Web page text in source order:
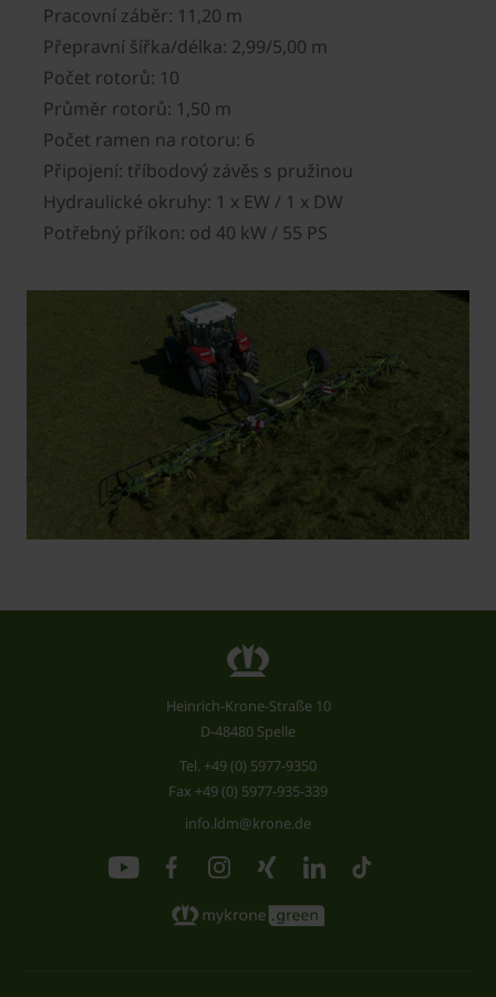
Pracovní záběr: 11,20 m
Přepravní šířka/délka: 2,99/5,00 m
Počet rotorů: 10
Průměr rotorů: 1,50 m
Počet ramen na rotoru: 6
Připojení: tříbodový závěs s pružinou
Hydraulické okruhy: 1 x EW / 1 x DW
Potřebný příkon: od 40 kW / 55 PS
Heinrich-Krone-Straße 10
D-48480 Spelle
Tel. +49 (0) 5977-9350
Fax +49 (0) 5977-935-339
info.ldm@krone.de